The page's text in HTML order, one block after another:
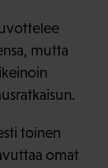
mutta
toinen
omat